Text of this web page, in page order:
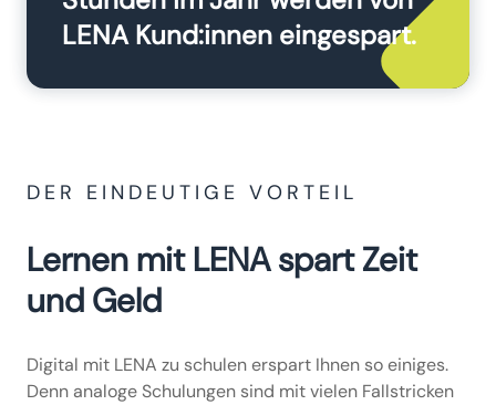
LENA Kund:innen eingespart.
DER EINDEUTIGE VORTEIL
Lernen mit LENA spart Zeit
und Geld
Digital mit LENA zu schulen erspart Ihnen so einiges.
Denn analoge Schulungen sind mit vielen Fallstricken